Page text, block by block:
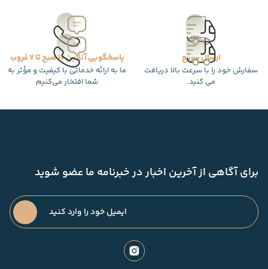
ارسال سریع
سفارش خود را با سرعت بالا دریافت
می کنید.
پاسخگویی آنلاین 10 صبح تا 7 غروب
ما به ارائه خدماتی با کیفیت و مؤثر به
شما افتخار می‌کنیم
برای آگاهی از آخرین اخبار در خبرنامه ما عضو شوید